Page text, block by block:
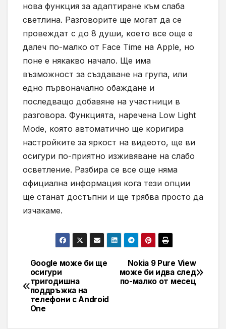
нова функция за адаптиране към слаба
светлина. Разговорите ще могат да се
провеждат с до 8 души, което все още е
далеч по-малко от Face Time на Apple, но
поне е някакво начало. Ще има
възможност за създаване на група, или
едно първоначално обаждане и
последващо добавяне на участници в
разговора. Функцията, наречена Low Light
Mode, която автоматично ще коригира
настройките за яркост на видеото, ще ви
осигури по-приятно изживяване на слабо
осветление. Разбира се все още няма
официална информация кога тези опции
ще станат достъпни и ще трябва просто да
изчакаме.
Навигация
Nokia 9 Pure View
може би идва след
по-малко от месец
Google може би ще
осигури
тригодишна
поддръжка на
телефони с Android
One